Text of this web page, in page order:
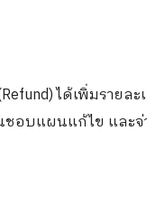
ได้เพิ่มราย
อบแผนแก้ไข และ